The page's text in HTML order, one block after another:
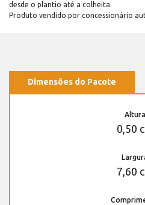
desde o plantio até a colheita.
Produto vendido por concessionário
Dimensões do Pacote
Altura
0,50
7,60